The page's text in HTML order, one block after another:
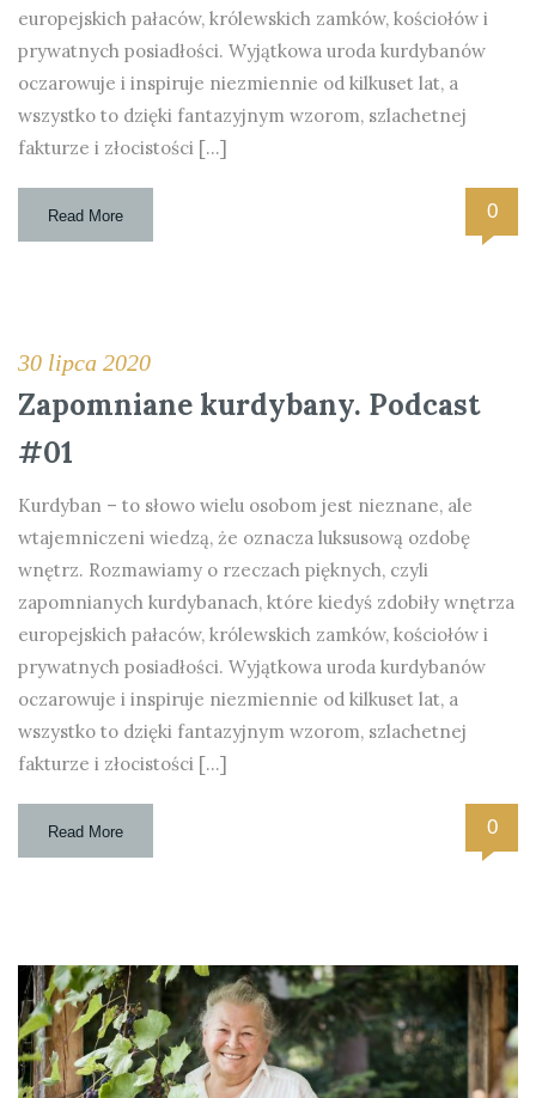
europejskich pałaców, królewskich zamków, kościołów i
prywatnych posiadłości. Wyjątkowa uroda kurdybanów
oczarowuje i inspiruje niezmiennie od kilkuset lat, a
wszystko to dzięki fantazyjnym wzorom, szlachetnej
fakturze i złocistości […]
Read More 0
30 lipca 2020
Zapomniane kurdybany. Podcast
#01
Kurdyban – to słowo wielu osobom jest nieznane, ale
wtajemniczeni wiedzą, że oznacza luksusową ozdobę
wnętrz. Rozmawiamy o rzeczach pięknych, czyli
zapomnianych kurdybanach, które kiedyś zdobiły wnętrza
europejskich pałaców, królewskich zamków, kościołów i
prywatnych posiadłości. Wyjątkowa uroda kurdybanów
oczarowuje i inspiruje niezmiennie od kilkuset lat, a
wszystko to dzięki fantazyjnym wzorom, szlachetnej
fakturze i złocistości […]
Read More 0